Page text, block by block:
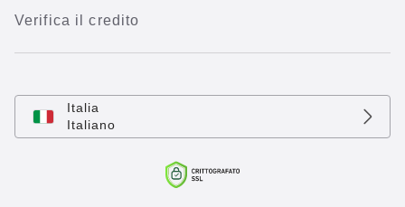
Verifica il credito
Italia
Italiano